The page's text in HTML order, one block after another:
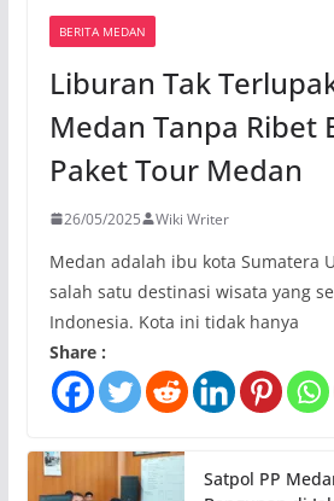
BERITA MEDAN
Liburan Tak
Medan Tanpa Ribet
Paket Tour Medan
26/05/2025 Wiki Writer
Medan adalah ibu kota Sumatera
salah satu destinasi wisata yang
Indonesia. Kota ini tidak hanya
Share :
Satpol PP